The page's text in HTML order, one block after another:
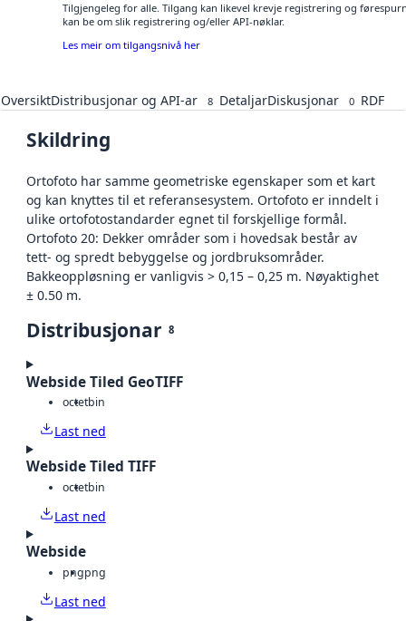
Tilgjengeleg for alle. Tilgang kan likevel krevje registrering og
kan be om slik registrering og/eller API-nøklar.
Les meir om tilgangsnivå her
OversiktDistribusjonar og API-ar 8 DetaljarDiskusjonar 0 RDF
Skildring
Ortofoto har samme geometriske egenskaper som et kart
og kan knyttes til et referansesystem. Ortofoto er inndelt i
ulike ortofotostandarder egnet til forskjellige formål.
Ortofoto 20: Dekker områder som i hovedsak består av
tett- og spredt bebyggelse og jordbruksområder.
Bakkeoppløsning er vanligvis > 0,15 – 0,25 m. Nøyaktighet
± 0.50 m.
Distribusjonar 8
Webside Tiled GeoTIFF
octetbin
Last ned
Webside Tiled TIFF
octetbin
Last ned
Webside
pngpng
Last ned